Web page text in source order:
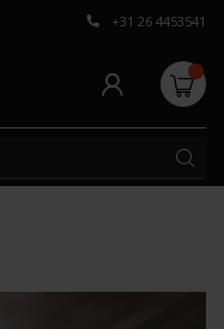
Persoonlijk
+31 26 4453541